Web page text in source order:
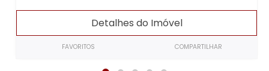
Detalhes do Imóvel
FAVORITOS COMPARTILHAR